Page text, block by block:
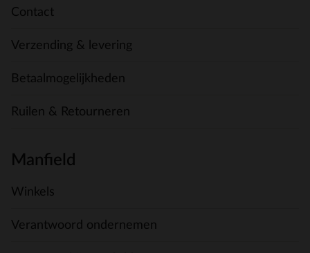
Contact
Verzending & levering
Betaalmogelijkheden
Ruilen & Retourneren
Manfield
Winkels
Verantwoord ondernemen